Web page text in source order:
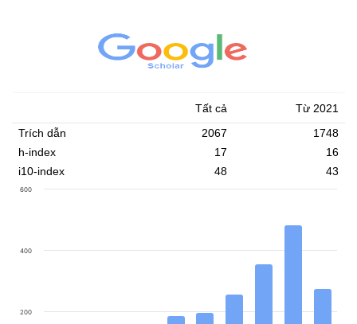
Tất cả
Từ 2021
Trích dẫn
2067
1748
h-index
17
16
i10-index
48 43
200
400
600